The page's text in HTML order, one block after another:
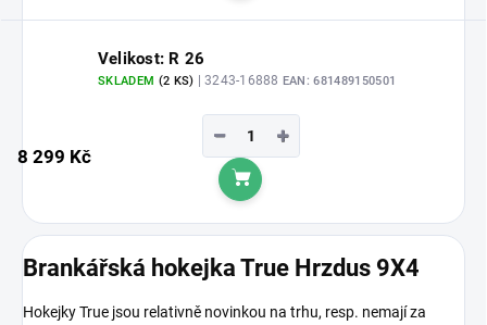
Velikost: R 26
SKLADEM (2 KS) | 3243-16888 EAN: 681489150501
8 299 Kč
+
−
Do košíku
Brankářská hokejka True Hrzdus 9X4
Hokejky True jsou relativně novinkou na trhu, resp. nemají za